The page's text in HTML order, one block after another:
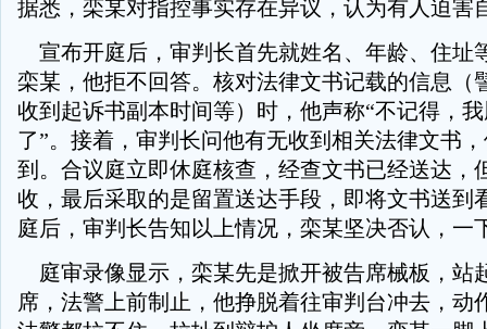
据悉，栾某对指控事实存在异议，认为有人迫害
宣布开庭后，审判长首先就姓名、年龄、住址
栾某，他拒不回答。核对法律文书记载的信息（
收到起诉书副本时间等）时，他声称“不记得，
了”。接着，审判长问他有无收到相关法律文书
到。合议庭立即休庭核查，经查文书已经送达，
收，最后采取的是留置送达手段，即将文书送到
庭后，审判长告知以上情况，栾某坚决否认，一
庭审录像显示，栾某先是掀开被告席械板，站
席，法警上前制止，他挣脱着往审判台冲去，动